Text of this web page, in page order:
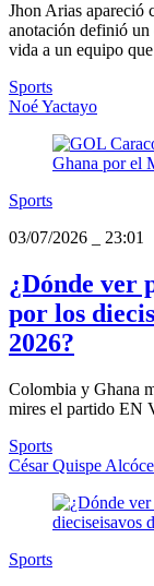
Jhon Arias apareció
anotación definió un
vida a un equipo
Sports
Noé Yactayo
Sports
03/07/2026
23:01
¿Dónde ver
por los
2026?
Colombia y Ghana
mires el partido EN
Sports
César Quispe
Sports